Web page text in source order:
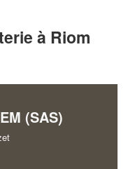
à Riom
(SAS)